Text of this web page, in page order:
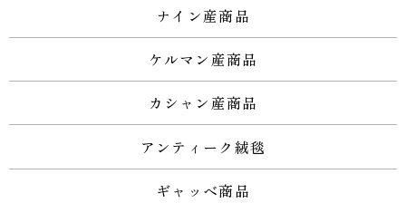
ナイン産商品
ケルマン産商品
カシャン産商品
アンティーク絨毯
ギャッベ商品